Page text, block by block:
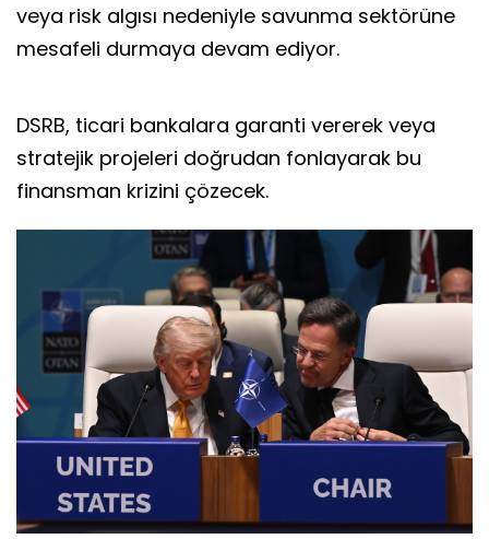
veya risk algısı nedeniyle savunma sektörüne
mesafeli durmaya devam ediyor.
DSRB, ticari bankalara garanti vererek veya
stratejik projeleri doğrudan fonlayarak bu
finansman krizini çözecek.